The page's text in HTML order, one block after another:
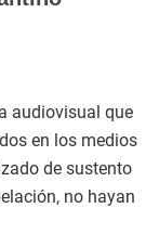
audiovisual que
en los medios
de sustento
no hayan